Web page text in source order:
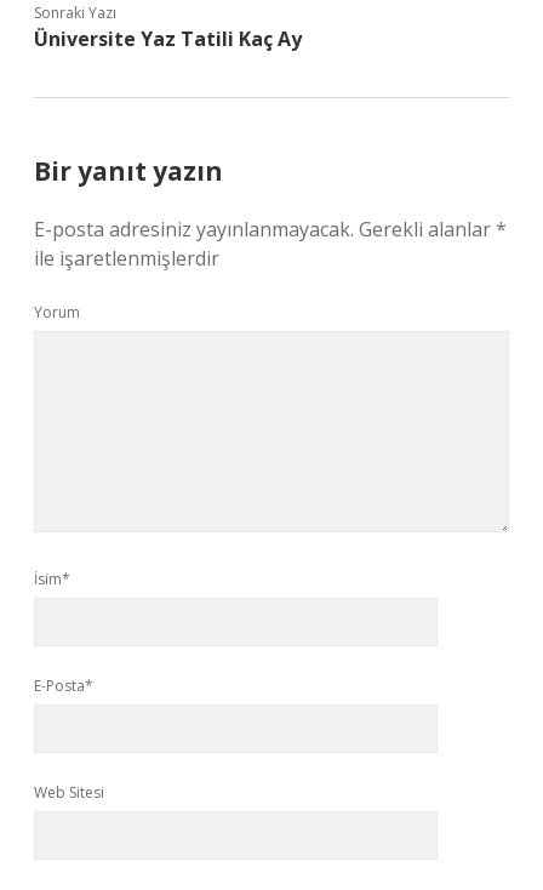
Sonraki Yazı
Üniversite Yaz Tatili Kaç Ay
Bir yanıt yazın
E-posta adresiniz yayınlanmayacak. Gerekli alanlar*
ile işaretlenmişlerdir
Yorum
İsim*
E-Posta*
Web Sitesi